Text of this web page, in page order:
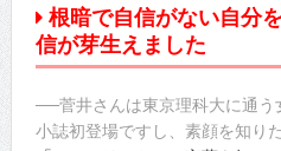
根暗で自信がない自分
信が芽生えました
──菅井さんは東京理科大に通う
小誌初登場ですし、素顔を知り